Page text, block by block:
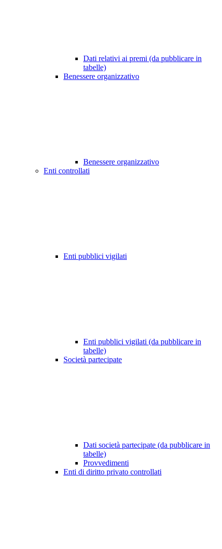
Dati relativi ai premi (da pubblicare in
tabelle)
Benessere organizzativo
Benessere organizzativo
Enti controllati
Enti pubblici vigilati
Enti pubblici vigilati (da pubblicare in
tabelle)
Società partecipate
Dati società partecipate (da pubblicare in
tabelle)
Provvedimenti
Enti di diritto privato controllati